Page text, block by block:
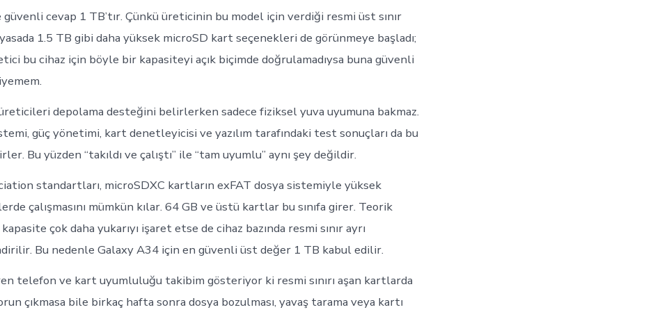
cevap 1 TB’tır. Çünkü üreticinin bu model için verdiği resmi üst sınır
1.5 TB gibi daha yüksek microSD kart seçenekleri de görünmeye başladı;
bu cihaz için böyle bir kapasiteyi açık biçimde doğrulamadıysa buna güvenli
depolama desteğini belirlerken sadece fiziksel yuva uyumuna bakmaz.
güç yönetimi, kart denetleyicisi ve yazılım tarafındaki test sonuçları da bu
Bu yüzden “takıldı ve çalıştı” ile “tam uyumlu” aynı şey değildir.
standartları, microSDXC kartların exFAT dosya sistemiyle yüksek
çalışmasını mümkün kılar. 64 GB ve üstü kartlar bu sınıfa girer. Teorik
çok daha yukarıyı işaret etse de cihaz bazında resmi sınır ayrı
Bu nedenle Galaxy A34 için en güvenli üst değer 1 TB kabul edilir.
telefon ve kart uyumluluğu takibim gösteriyor ki resmi sınırı aşan kartlarda
çıkmasa bile birkaç hafta sonra dosya bozulması, yavaş tarama veya kartı